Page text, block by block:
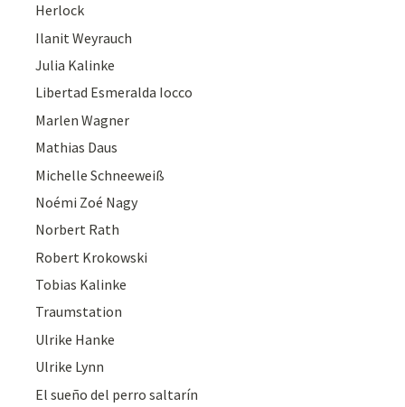
Herlock
Ilanit Weyrauch
Julia Kalinke
Libertad Esmeralda Iocco
Marlen Wagner
Mathias Daus
Michelle Schneeweiß
Noémi Zoé Nagy
Norbert Rath
Robert Krokowski
Tobias Kalinke
Traumstation
Ulrike Hanke
Ulrike Lynn
El sueño del perro saltarín